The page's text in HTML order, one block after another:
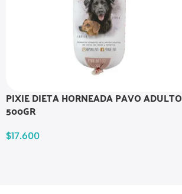
PIXIE DIETA HORNEADA PAVO ADULTO
500GR
$17.600